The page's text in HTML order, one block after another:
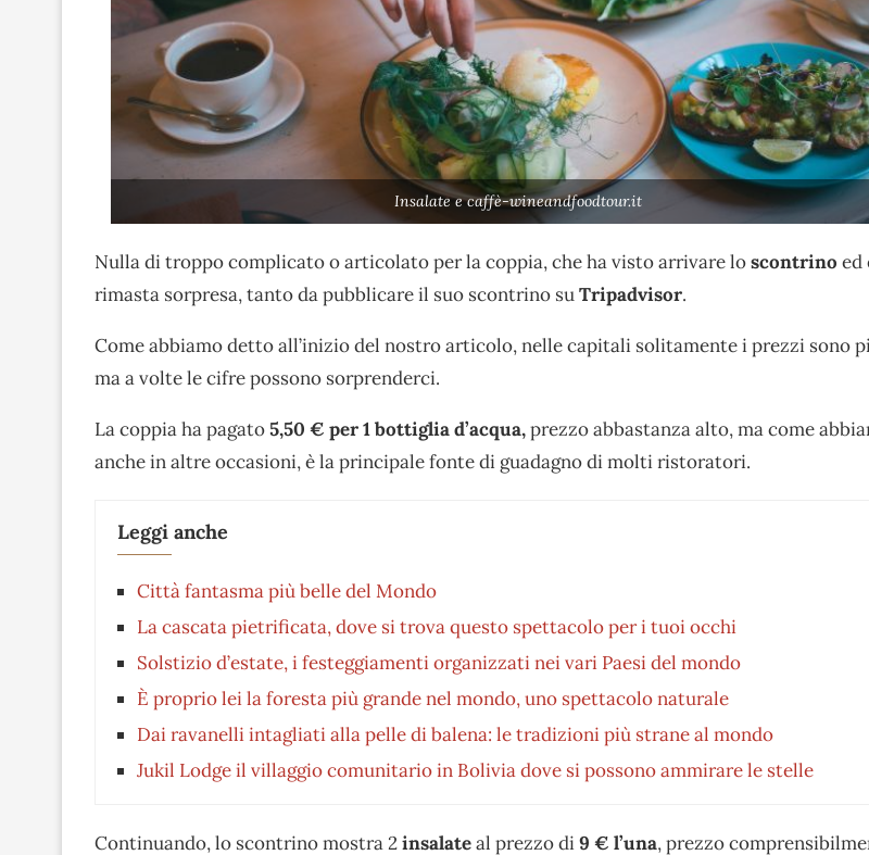
Insalate e caffè-wineandfoodtour.it
Nulla di troppo complicato o articolato per la coppia, che ha visto arrivare loscontrino ed
rimasta sorpresa, tanto da pubblicare il suo scontrino suTripadvisor.
Come abbiamo detto all’inizio del nostro articolo, nelle capitali solitamente i prezzi sono
ma a volte le cifre possono sorprenderci.
La coppia ha pagato5,50 € per 1 bottiglia d’acqua,prezzo abbastanza alto, ma come
anche in altre occasioni, è la principale fonte di guadagno di molti ristoratori.
Leggi anche
Città fantasma più belle del Mondo
La cascata pietrificata, dove si trova questo spettacolo per i tuoi occhi
Solstizio d’estate, i festeggiamenti organizzati nei vari Paesi del mondo
È proprio lei la foresta più grande nel mondo, uno spettacolo naturale
Dai ravanelli intagliati alla pelle di balena: le tradizioni più strane al mondo
Jukil Lodge il villaggio comunitario in Bolivia dove si possono ammirare le stelle
Continuando, lo scontrino mostra 2insalateal prezzo di9 € l’una, prezzo